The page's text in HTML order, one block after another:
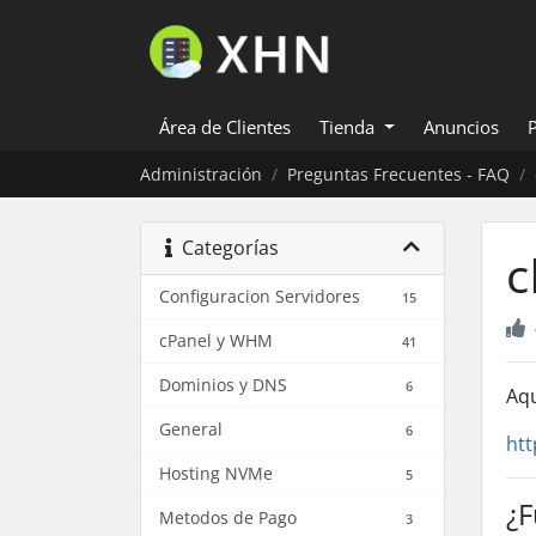
Área de Clientes Tienda Anuncios
Administración Preguntas Frecuentes - FAQ
Categorías
Configuracion Servidores 15
cPanel y WHM 41
Dominios y DNS 6
General 6
Hosting NVMe 5
Metodos de Pago 3